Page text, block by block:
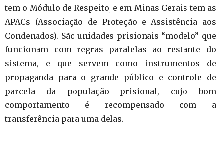
tem o Módulo de Respeito, e em Minas Gerais tem as
APACs (Associação de Proteção e Assistência aos
Condenados). São unidades prisionais “modelo” que
funcionam com regras paralelas ao restante do
sistema, e que servem como instrumentos de
propaganda para o grande público e controle de
parcela da população prisional, cujo bom
comportamento é recompensado com a
transferência para uma delas.